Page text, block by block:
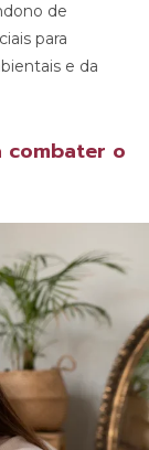
de
para
e da
combater o